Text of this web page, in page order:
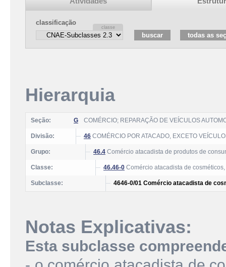
classificação
Hierarquia
Seção: G COMÉRCIO; REPARAÇÃO DE VEÍCULOS
Divisão: 46 COMÉRCIO POR ATACADO, EXCETO
Grupo: 46.4 Comércio atacadista de produtos de
Classe: 46.46-0 Comércio atacadista de
Subclasse: 4646-0/01 Comércio atacadista de
Notas Explicativas:
Esta subclasse